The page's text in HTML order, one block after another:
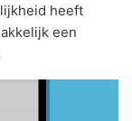
heeft
een